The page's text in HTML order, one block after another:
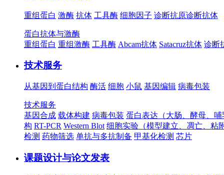
重组蛋白 激酶 抗体 工具酶 细胞因子 诊断抗原诊断抗体
蛋白抗体与激酶
重组蛋白 重组激酶 工具酶 Abcam抗体 Satacruz抗体 诊断
技术服务
从基因到蛋白结构 酶活 细胞 小鼠 基因编辑 病毒包装
技术服务
基因合成 载体构建 病毒包装 蛋白表达（大肠、酵母、
构 RT-PCR Western Blot 细胞实验（模型建立、凋亡、粘
检测 药物筛选 单抗与多抗制备 甲基化检测 芯片
课题设计与论文发表